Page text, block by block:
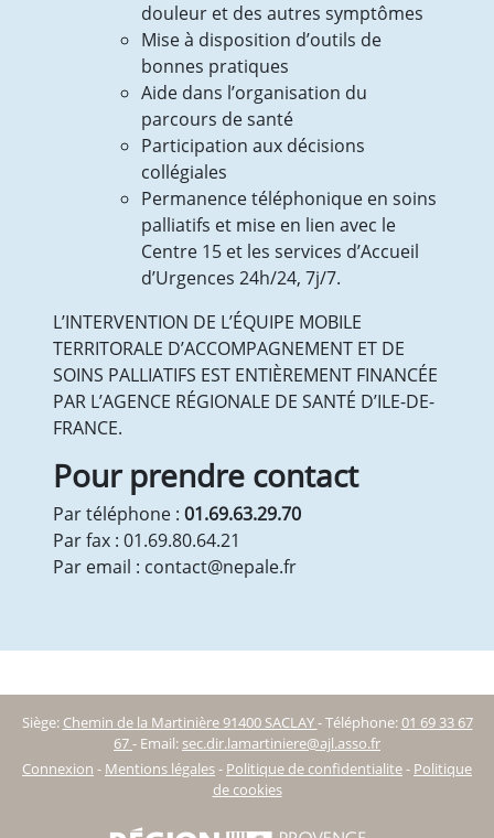
douleur et des autres symptômes
Mise à disposition d’outils de
bonnes pratiques
Aide dans l’organisation du
parcours de santé
Participation aux décisions
collégiales
Permanence téléphonique en soins
palliatifs et mise en lien avec le
Centre 15 et les services d’Accueil
d’Urgences 24h/24, 7j/7.
L’INTERVENTION DE L’ÉQUIPE MOBILE
TERRITORALE D’ACCOMPAGNEMENT ET DE
SOINS PALLIATIFS EST ENTIÈREMENT FINANCÉE
PAR L’AGENCE RÉGIONALE DE SANTÉ D’ILE-DE-
FRANCE.
Pour prendre contact
Par téléphone : 01.69.63.29.70
Par fax : 01.69.80.64.21
Par email : contact@nepale.fr
Siège: Chemin de la Martinière 91400 SACLAY-Téléphone:01 69 33 67
67- Email: sec.dir.lamartiniere@ajl.asso.fr
Connexion - Mentions légales- Politique de confidentialite- Politique
de cookies